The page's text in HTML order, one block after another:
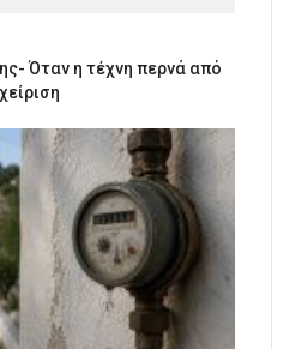
Όταν η τέχνη περνά από